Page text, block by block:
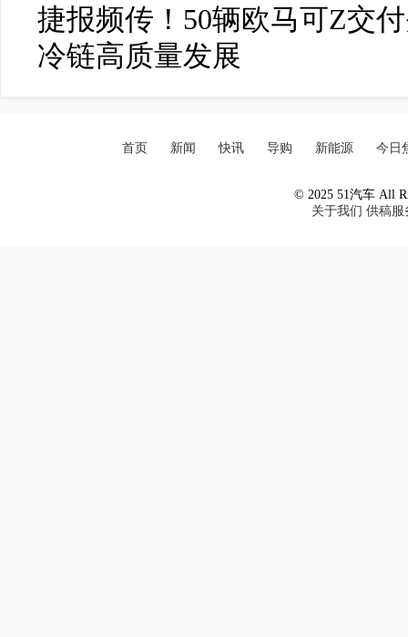
捷报频传！50辆欧马可Z交
冷链高质量发展
首页 新闻 快讯 导购 新能源 今日
© 2025 51汽车 All
关于我们 供稿服